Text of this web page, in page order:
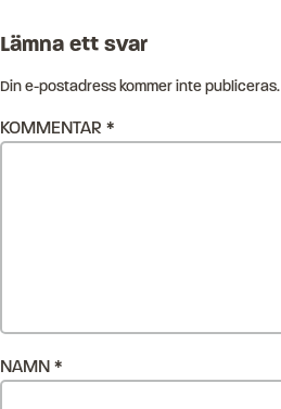
Lämna ett svar
Din e-postadress kommer inte publiceras.
KOMMENTAR *
NAMN *